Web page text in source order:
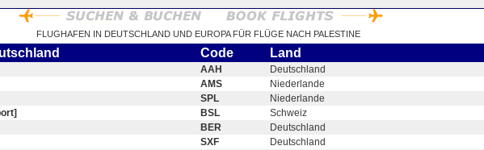
FLUGHAFEN IN DEUTSCHLAND UND EUROPA FÜR FLÜGE NACH PALESTINE
Code Land
AAH
Deutschland
AMS
Niederlande
SPL
Niederlande
BSL
Schweiz
BER
Deutschland
SXF
Deutschland